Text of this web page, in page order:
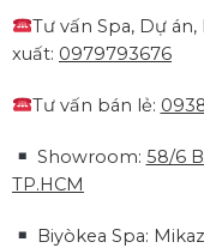
Tư vấn Spa, Dự án,
xuất: 0979793676
Tư vấn bán lẻ:
Showroom: 58/6
TP.HCM
Biyòkea Spa: